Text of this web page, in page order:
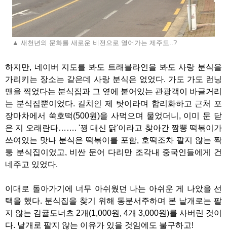
▲ 새천년의 문화를 새로운 비전으로 열어가는 제주도..?
하지만, 네이버 지도를 봐도 트래블라인을 봐도 사랑 분식을
가리키는 장소는 같은데 사랑 분식은 없었다. 가도 가도 런닝
맨을 찍었다는 분식집과 그 옆에 붙어있는 관광객이 바글거리
는 분식집뿐이었다. 길치인 제 탓이라며 합리화하고 근처 포
장마차에서 쑥호떡(500원)을 사먹으며 물었더니, 이미 문 닫
은 지 오래란다……. '꿩 대신 닭'이라고 찾아간 짬뽕 떡볶이가
쓰여있는 맛나 분식은 떡볶이를 포함, 호떡조차 팔지 않는 짝
퉁 분식집이었고, 비싼 문어 다리만 조각내 중국인들에게 건
네주고 있었다.
이대로 돌아가기에 너무 아쉬웠던 나는 아쉬운 게 나았을 선
택을 했다. 분식집을 찾기 위해 동분서주하며 본 낱개로는 팔
지 않는 감귤도너츠 2개(1,000원, 4개 3,000원)를 사버린 것이
다. 낱개로 팔지 않는 이유가 있을 것임에도 불구하고!